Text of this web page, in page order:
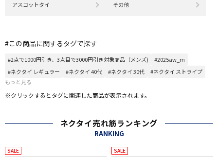
アスコットタイ その他
#この商品に関するタグで探す
#2点で1000円引き、3点目で3000円引き対象商品（メンズ)
#2025aw_m
#ネクタイ レギュラー
#ネクタイ 40代 #ネクタイ 30代
#ネクタイ ストライプ
もっと見る
※クリックするとタグに関連した商品が表示されます。
ネクタイ売れ筋ランキング
RANKING
SALE SALE